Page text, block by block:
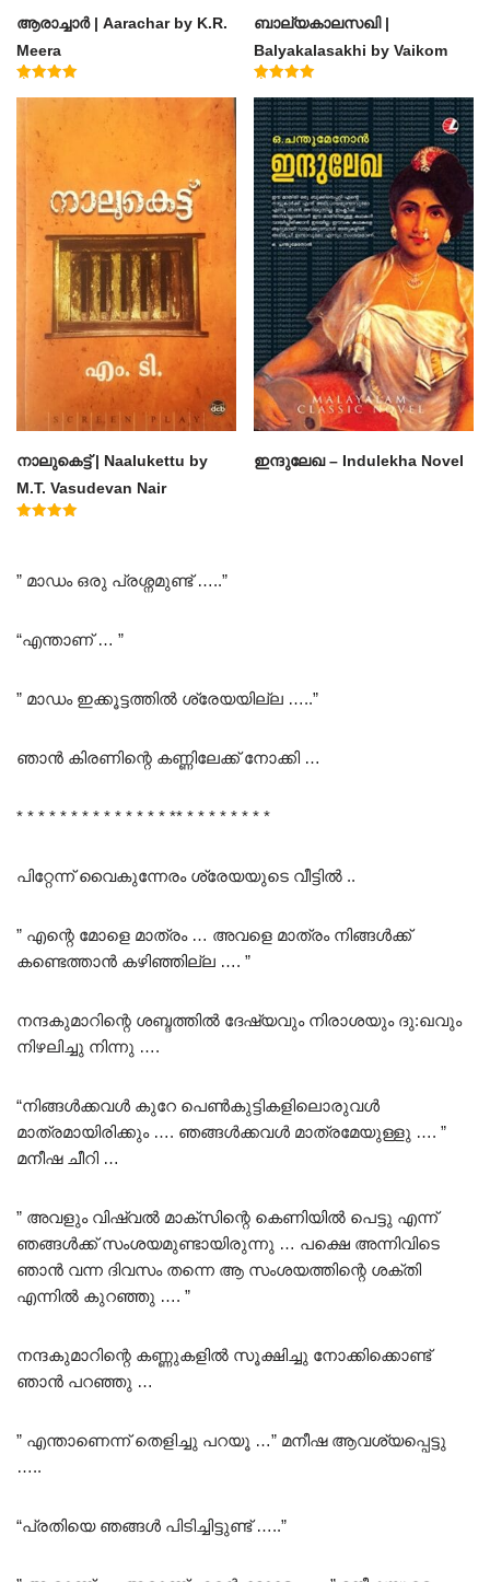
ആരാച്ചാര്‍ | Aarachar by K.R.
Meera
ബാല്യകാലസഖി |
Balyakalasakhi by Vaikom
Muhammad Basheer
4.60
out of 5
നാലുകെട്ട് | Naalukettu by
M.T. Vasudevan Nair
ഇന്ദുലേഖ – Indulekha Novel
” മാഡം ഒരു പ്രശ്നമുണ്ട് …..”
“എന്താണ് … ”
” മാഡം ഇക്കൂട്ടത്തിൽ ശ്രേയയില്ല …..”
ഞാൻ കിരണിന്റെ കണ്ണിലേക്ക് നോക്കി …
* * * * * * * * * * * * * * ** * * * * * * * *
പിറ്റേന്ന് വൈകുന്നേരം ശ്രേയയുടെ വീട്ടിൽ ..
” എന്റെ മോളെ മാത്രം … അവളെ മാത്രം നിങ്ങൾക്ക്
കണ്ടെത്താൻ കഴിഞ്ഞില്ല …. ”
നന്ദകുമാറിന്റെ ശബ്ദത്തിൽ ദേഷ്യവും നിരാശയും ദു:ഖവും
നിഴലിച്ചു നിന്നു ….
“നിങ്ങൾക്കവൾ കുറേ പെൺകുട്ടികളിലൊരുവൾ
മാത്രമായിരിക്കും …. ഞങ്ങൾക്കവൾ മാത്രമേയുള്ളു …. ”
മനീഷ ചീറി …
” അവളും വിഷ്വൽ മാക്സിന്റെ കെണിയിൽ പെട്ടു എന്ന്
ഞങ്ങൾക്ക് സംശയമുണ്ടായിരുന്നു … പക്ഷെ അന്നിവിടെ
ഞാൻ വന്ന ദിവസം തന്നെ ആ സംശയത്തിന്റെ ശക്തി
എന്നിൽ കുറഞ്ഞു …. ”
നന്ദകുമാറിന്റെ കണ്ണുകളിൽ സൂക്ഷിച്ചു നോക്കിക്കൊണ്ട്
ഞാൻ പറഞ്ഞു …
” എന്താണെന്ന് തെളിച്ചു പറയൂ …” മനീഷ ആവശ്യപ്പെട്ടു
…..
“പ്രതിയെ ഞങ്ങൾ പിടിച്ചിട്ടുണ്ട് …..”